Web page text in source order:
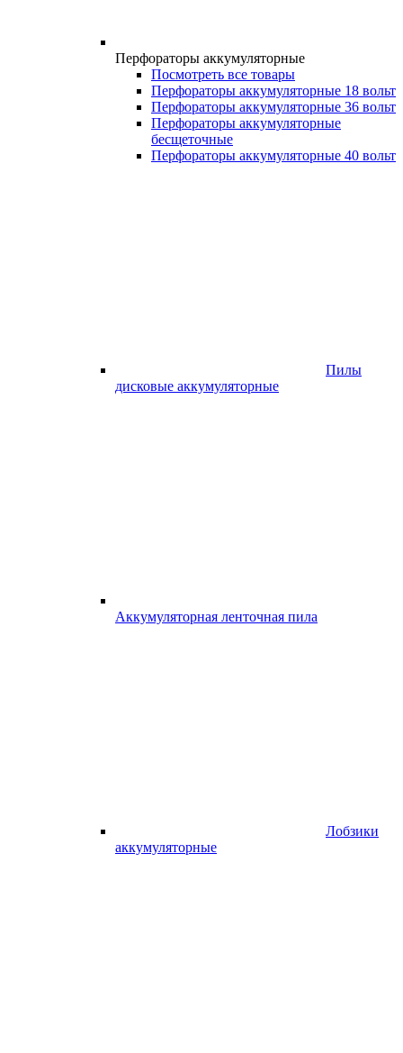
Перфораторы аккумуляторные
Посмотреть все товары
Перфораторы аккумуляторные 18 вольт
Перфораторы аккумуляторные 36 вольт
Перфораторы аккумуляторные
бесщеточные
Перфораторы аккумуляторные 40 вольт
Пилы
дисковые аккумуляторные
Аккумуляторная ленточная пила
Лобзики
аккумуляторные